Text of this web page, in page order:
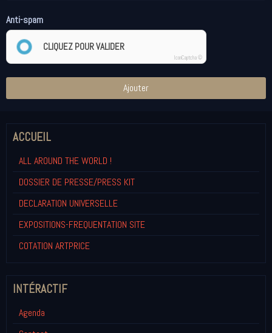
Anti-spam
CLIQUEZ POUR VALIDER
IconCaptcha ©
Ajouter
ACCUEIL
ALL AROUND THE WORLD !
DOSSIER DE PRESSE/PRESS KIT
DECLARATION UNIVERSELLE
EXPOSITIONS-FREQUENTATION SITE
COTATION ARTPRICE
INTÉRACTIF
Agenda